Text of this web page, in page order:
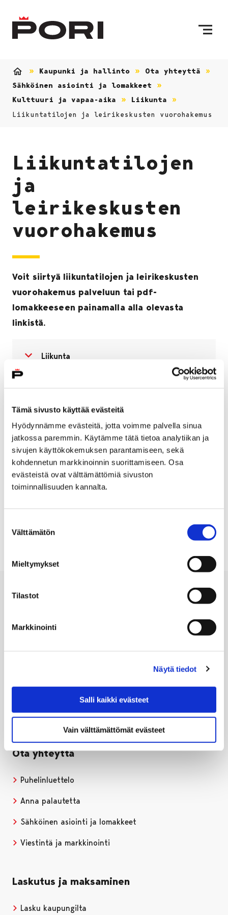
Tämä sivusto käyttää evästeitä
Hyödynnämme evästeitä, jotta voimme palvella sinua
jatkossa paremmin. Käytämme tätä tietoa analytiikan ja
sivujen käyttökokemuksen parantamiseen, sekä
kohdennetun markkinoinnin suorittamiseen. Osa
evästeistä ovat välttämättömiä sivuston
toiminnallisuuden kannalta.
valinta
Välttämätön
Mieltymykset
Tilastot
Markkinointi
Näytä tiedot
Salli kaikki evästeet
Vain välttämättömät evästeet
Kaupunki ja hallinto
Ota yhteyttä
Sähköinen asiointi ja lomakkeet
Kulttuuri ja vapaa-aika
Liikunta
Liikuntatilojen ja leirikeskusten vuorohakemus
Liikuntatilojen
ja
leirikeskusten
vuorohakemus
Voit siirtyä liikuntatilojen ja leirikeskusten
vuorohakemus palveluun tai pdf-
lomakkeeseen painamalla alla olevasta
linkistä.
Avaa valikko
Sulje valikko
Liikunta
Vuorohakemus palvelu
Sähköistä palvelua voi käyttää kirjautumatta.
Lomakkeella pyydetään tarvittavat tiedot.
Vuorohakemus, pdf
Porin kaupunki Facebookissa
Avautuu uudessa välilehdessä
Porin kaupunki Instagramissa
Avautuu uudessa välilehdessä
Porin kaupunki Youtubessa
Avautuu uudessa välilehdessä
Porin kaupunki LinkedInissa
Avautuu uudessa välilehdessä
Ota yhteyttä
Puhelinluettelo
Anna palautetta
Sähköinen asiointi ja lomakkeet
Viestintä ja markkinointi
Laskutus ja maksaminen
Lasku kaupungilta